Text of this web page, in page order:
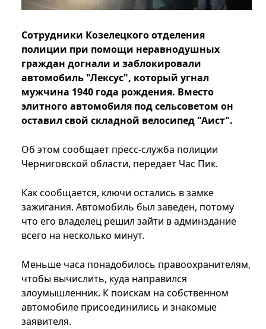
Сотрудники Козелецкого отделения
полиции при помощи неравнодушных
граждан догнали и заблокировали
автомобиль "Лексус", который угнал
мужчина 1940 года рождения. Вместо
элитного автомобиля под сельсоветом он
оставил свой складной велосипед "Аист".
Об этом сообщает пресс-служба полиции
Черниговской области, передает Час Пик.
Как сообщается, ключи остались в замке
зажигания. Автомобиль был заведен, потому
что его владелец решил зайти в админздание
всего на несколько минут.
Меньше часа понадобилось правоохранителям,
чтобы вычислить, куда направился
злоумышленник. К поискам на собственном
автомобиле присоединились и знакомые
заявителя.